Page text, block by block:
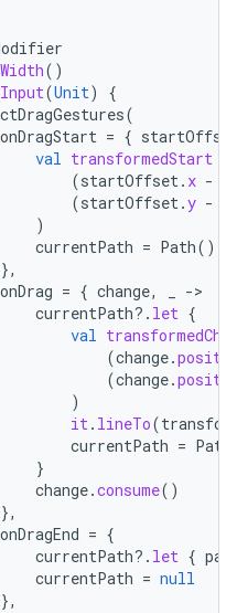
()
(Unit)
{
(
onDragStart = {
val transformedStart
(startOffset. x -
(startOffset.y -
)
currentPath = Path().
},
onDrag = { change, -
currentPath?. let {
val
(change.
(change.
)
it. lineTo(
currentPath = Path
}
change.consume()
},
onDragEnd = {
currentPath?. let {
currentPath = null
},